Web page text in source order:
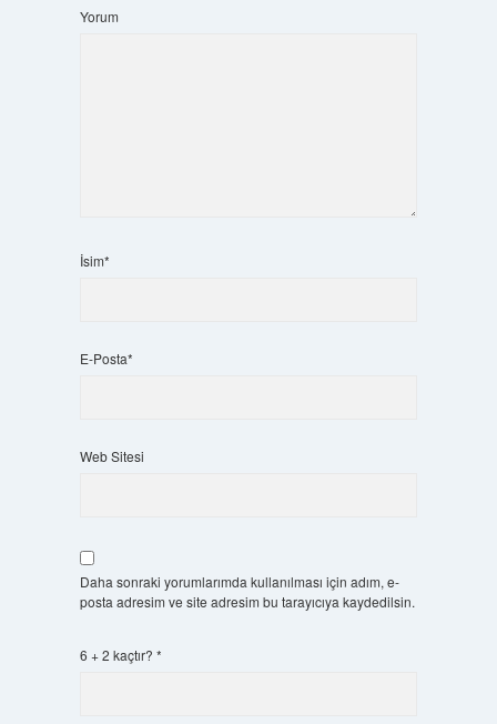
Yorum
İsim*
E-Posta*
Web Sitesi
Daha sonraki yorumlarımda kullanılması için adım, e-
posta adresim ve site adresim bu tarayıcıya kaydedilsin.
6 + 2 kaçtır? *